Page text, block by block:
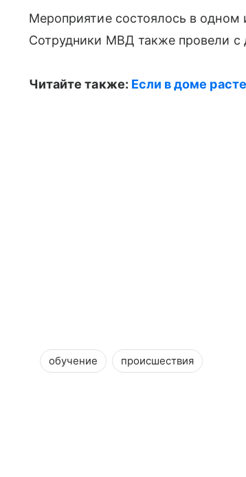
Мероприятие состоялось в одном
Сотрудники МВД также провели с
Читайте также: Если в доме
обучение происшествия